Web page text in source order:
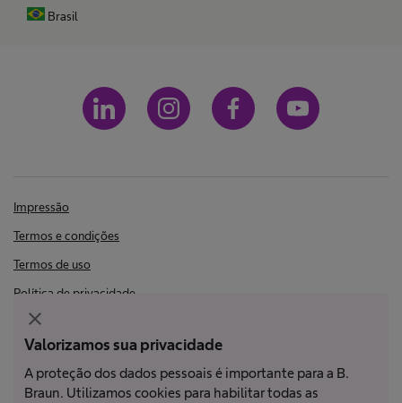
Brasil
Impressão
Termos e condições
Termos de uso
Política de privacidade
LGPD
Nem todos os produtos estão registrados e aprovados para venda em
Valorizamos sua privacidade
A proteção dos dados pessoais é importante para a B.
Braun. Utilizamos cookies para habilitar todas as
close